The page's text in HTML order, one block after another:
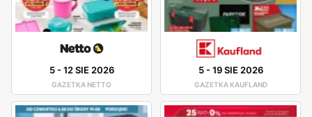
5-12 SIE 2026
GAZETKA NETTO
5-19 SIE 2026
GAZETKA KAUFLAND